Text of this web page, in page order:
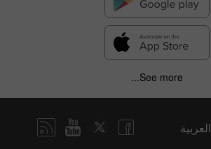
See more...
العربية